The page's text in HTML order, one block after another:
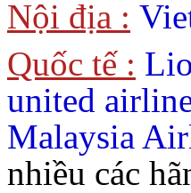
Nội địa :
Quốc tế :
united
Malaysia
nhiều các